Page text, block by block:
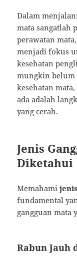
Dalam
mata sangatlah
perawatan
menjadi fokus
kesehatan
mungkin belum
kesehatan
ada adalah
yang cerah.
Jenis
Diketahui
Memahami
fundamental
gangguan mata
Rabun Jauh